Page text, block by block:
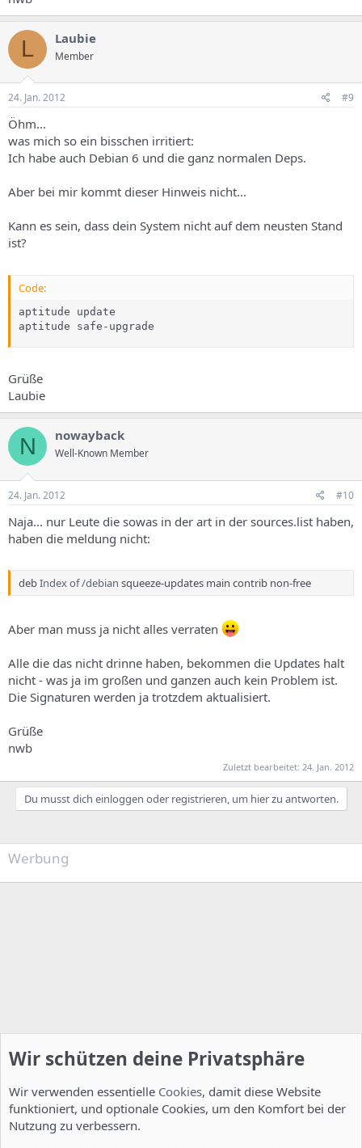
L Laubie
Member
24. Jan. 2012 #9
Öhm...
was mich so ein bisschen irritiert:
Ich habe auch Debian 6 und die ganz normalen Deps.
Aber bei mir kommt dieser Hinweis nicht...
Kann es sein, dass dein System nicht auf dem neusten Stand
ist?
Code:
aptitude update
aptitude safe-upgrade
Grüße
Laubie
N nowayback
Well-Known Member
24. Jan. 2012 #10
Naja... nur Leute die sowas in der art in der sources.list haben,
haben die meldung nicht:
debIndex of /debian squeeze-updates main contrib non-free
Aber man muss ja nicht alles verraten
Alle die das nicht drinne haben, bekommen die Updates halt
nicht - was ja im großen und ganzen auch kein Problem ist.
Die Signaturen werden ja trotzdem aktualisiert.
Grüße
nwb
Zuletzt bearbeitet: 24. Jan. 2012
Du musst dich einloggen oder registrieren, um hier zu antworten.
Werbung
Wir schützen deine Privatsphäre
Wir verwenden essentielle Cookies, damit diese Website
funktioniert, und optionale Cookies, um den Komfort bei der
Nutzung zu verbessern.